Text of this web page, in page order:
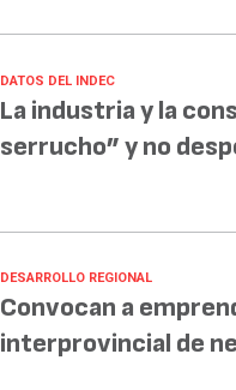
DATOS DEL INDEC
La industria y la
serrucho” y no
DESARROLLO REGIONAL
Convocan a
interprovincial de